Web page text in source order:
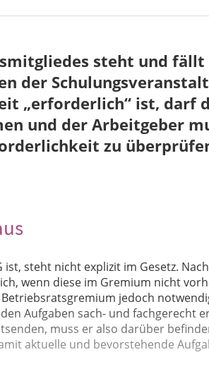
steht und
der
„erforderlich“ ist, darf
und der Arbeitgeber
zu
ist, steht nicht explizit im Gesetz.
wenn diese im Gremium nicht
jedoch
Aufgaben sach- und fachgerecht
muss er also darüber
aktuelle und bevorstehende